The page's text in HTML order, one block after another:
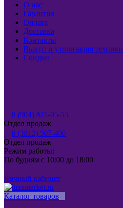
О нас
Гарантия
Оплата
Доставка
Контакты
Выкуп и утилизация техники
Скидки
8 (904) 821-05-55
Отдел продаж
8 (3812) 507-400
Отдел продаж
Режим работы:
По будням с 10:00 до 18:00
Личный кабинет
Каталог товаров